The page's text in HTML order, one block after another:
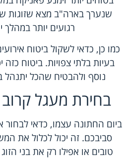
שנערך בארה"ב מצא שזוגות
רגועים יותר במהלך
כמו כן, כדאי לשקול ביטוח
בעיות בלתי צפויות. ביטוח
נוסף ולהבטיח שהכל
בחירת מעגל
ביום החתונה עצמו, כדאי
סביבכם. זה יכול לכלול את
טובים או אפילו רק את בני